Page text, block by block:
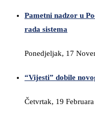
Pametni nadzor u
rada sistema
Ponedjeljak, 17
“Vijesti” dobile
Četvrtak, 19